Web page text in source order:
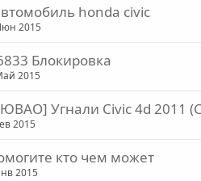
honda civic
2015
Блокировка
2015
Угнали Civic 4d 2011
2015
кто чем может
2015